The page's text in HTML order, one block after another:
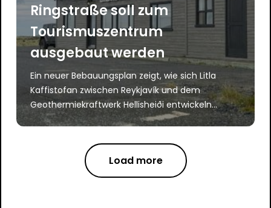
Ringstraße soll zum
Tourismuszentrum
ausgebaut werden
Ein neuer Bebauungsplan zeigt, wie sich Litla
Kaffistofan zwischen Reykjavík und dem
Geothermiekraftwerk Hellisheiði entwickeln...
Load more